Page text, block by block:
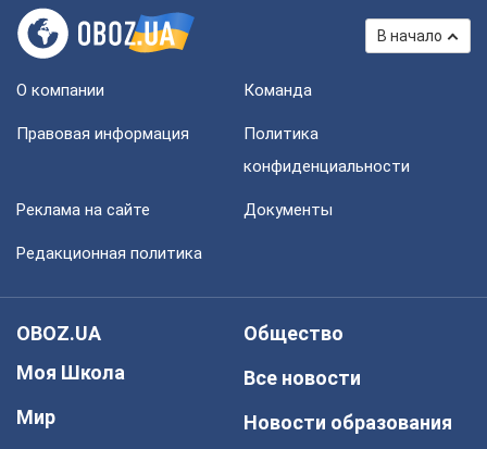
В начало
О компании Команда
Правовая информация
Политика
конфиденциальности
Реклама на сайте Документы
Редакционная политика
OBOZ.UA
Моя Школа
Мир
Общество
Все новости
Новости образования